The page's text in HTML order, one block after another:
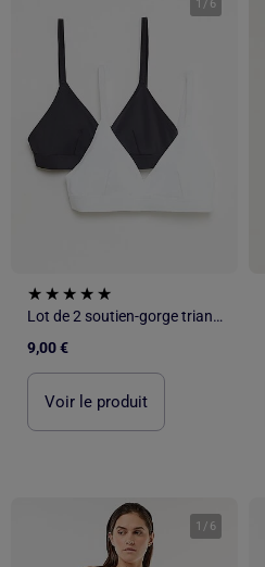
1 / 6
Lot de 2 soutien-gorge triangles en microfibre
9,00 €
Voir le produit
1 / 6